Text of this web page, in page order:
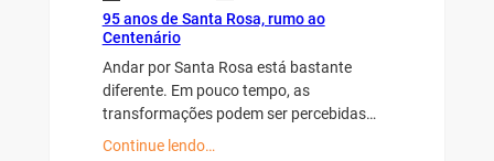
95 anos de Santa Rosa, rumo ao
Centenário
Andar por Santa Rosa está bastante
diferente. Em pouco tempo, as
transformações podem ser percebidas…
Continue lendo…